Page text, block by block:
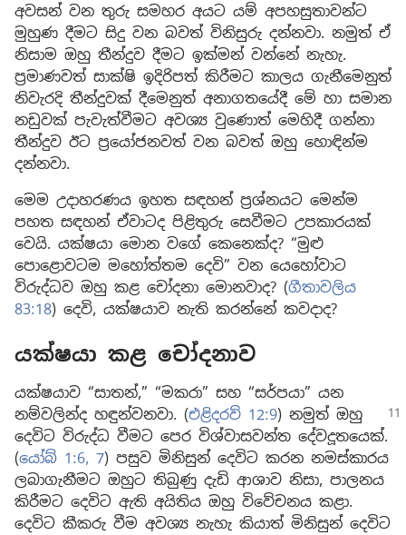
අවසන් වන තුරු සමහර අයට යම් අපහසුතාවන්ට
මුහුණ දීමට සිදු වන බවත් විනිසුරු දන්නවා. නමුත් ඒ
නිසාම ඔහු තීන්දුව දීමට ඉක්මන් වන්නේ නැහැ.
ප්‍රමාණවත් සාක්ෂි ඉදිරිපත් කිරීමට කාලය ගැනීමෙනුත්
නිවැරදි තීන්දුවක් දීමෙනුත් අනාගතයේදී මේ හා සමාන
නඩුවක් පැවැත්වීමට අවශ්‍ය වුණොත් මෙහිදී ගන්නා
තීන්දුව ඊට ප්‍රයෝජනවත් වන බවත් ඔහු හොඳින්ම
දන්නවා.
මෙම උදාහරණය ඉහත සඳහන් ප්‍රශ්නයට මෙන්ම
පහත සඳහන් ඒවාටද පිළිතුරු සෙවීමට උපකාරයක්
වෙයි. යක්ෂයා මොන වගේ කෙනෙක්ද? “මුළු
පොළොවටම මහෝත්තම දෙවි” වන යෙහෝවාට
විරුද්ධව ඔහු කළ චෝදනා මොනවාද? (ගීතාවලිය
83:18) දෙවි, යක්ෂයාව නැති කරන්නේ කවදාද?
යක්ෂයා කළ චෝදනාව
යක්ෂයාව “සාතන්,” “මකරා” සහ “සර්පයා” යන
නම්වලින්ද හඳුන්වනවා. (එළිදරව් 12:9) නමුත් ඔහු
දෙවිට විරුද්ධ වීමට පෙර විශ්වාසවන්ත දේවදූතයෙක්.
(යෝබ් 1:6, 7) පසුව මිනිසුන් දෙවිට කරන නමස්කාරය
ලබාගැනීමට ඔහුට තිබුණු දැඩි ආශාව නිසා, පාලනය
කිරීමට දෙවිට ඇති අයිතිය ඔහු විවේචනය කළා.
දෙවිට කීකරු වීම අවශ්‍ය නැහැ කියාත් මිනිසුන් දෙවිට